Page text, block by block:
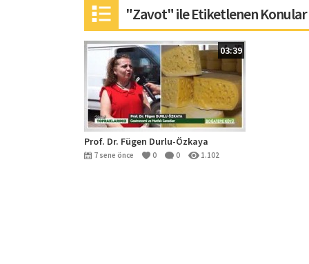
"Zavot" ile Etiketlenen Konular
03:39
Prof. Dr. Fügen Durlu-Özkaya
7 sene önce 0 0 1.102